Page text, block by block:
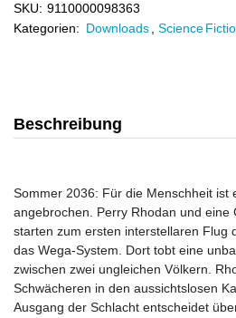
SKU: 9110000098363
Kategorien: Downloads Science
Beschreibung
Sommer 2036: Für die Menschheit ist
angebrochen. Perry Rhodan und eine
starten zum ersten interstellaren Flug
das Wega-System. Dort tobt eine
zwischen zwei ungleichen Völkern.
Schwächeren in den aussichtslosen
Ausgang der Schlacht entscheidet